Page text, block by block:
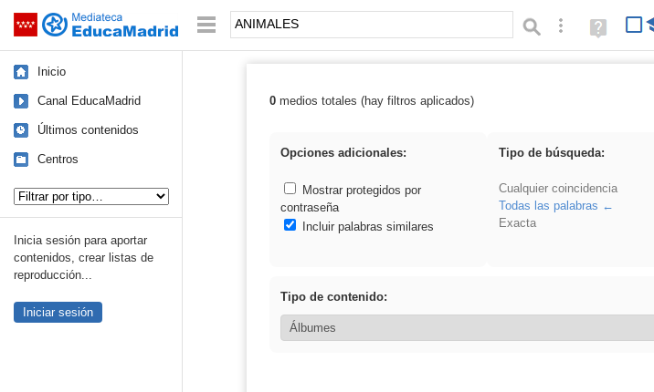
Saltar navegación Palabra o frase: Búsqueda avanzada
Ayuda
(en
Inicio
Canal EducaMadrid
Últimos contenidos
Centros
Inicia sesión para aportar
contenidos, crear listas de
reproducción...
Iniciar sesión
Resultados de: ANIMALES
0medios totales (hay filtros aplicados)
Opciones adicionales:
Mostrar protegidos por
contraseña
Incluir palabras similares
Tipo de búsqueda:
Cualquier coincidencia
Todas las palabras
Exacta
Tipo de contenido: